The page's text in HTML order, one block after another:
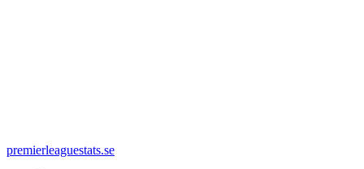
premierleaguestats.se